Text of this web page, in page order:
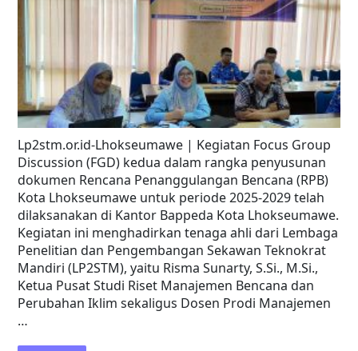
Lp2stm.or.id-Lhokseumawe | Kegiatan Focus Group
Discussion (FGD) kedua dalam rangka penyusunan
dokumen Rencana Penanggulangan Bencana (RPB)
Kota Lhokseumawe untuk periode 2025-2029 telah
dilaksanakan di Kantor Bappeda Kota Lhokseumawe.
Kegiatan ini menghadirkan tenaga ahli dari Lembaga
Penelitian dan Pengembangan Sekawan Teknokrat
Mandiri (LP2STM), yaitu Risma Sunarty, S.Si., M.Si.,
Ketua Pusat Studi Riset Manajemen Bencana dan
Perubahan Iklim sekaligus Dosen Prodi Manajemen
…